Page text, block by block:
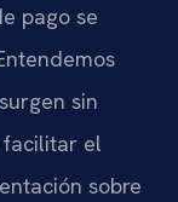
pago se
sin
facilitar el
sobre